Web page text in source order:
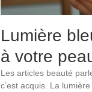
Lumière
à votre
Les articles beauté
c’est acquis. La